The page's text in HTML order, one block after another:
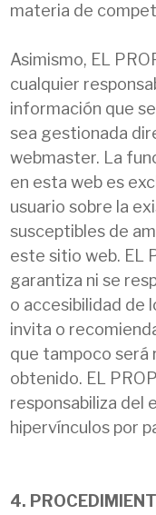
materia de
Asimismo, EL
cualquier
información que
sea gestionada
webmaster. La
en esta web es
usuario sobre la
susceptibles de
este sitio web. EL
garantiza ni se
o accesibilidad de
invita o
que tampoco será
obtenido. EL
responsabiliza del
hipervínculos por
4.